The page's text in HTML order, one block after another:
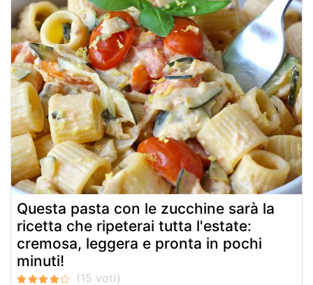
Questa pasta con le zucchine sarà la
ricetta che ripeterai tutta l'estate:
cremosa, leggera e pronta in pochi
minuti!